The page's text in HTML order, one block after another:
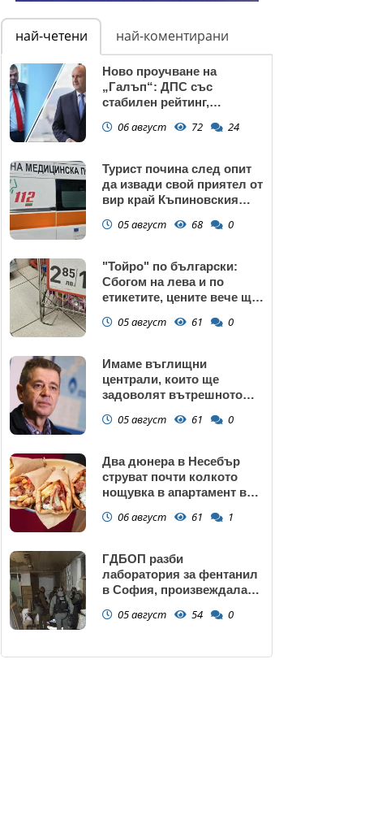
най-четени най-коментирани
Ново проучване на
„Галъп“: ДПС със
стабилен рейтинг,
запазва
06 август 72 24
Турист почина след опит
да извади свой приятел от
вир край Къпиновския
05 август 68 0
"Тойро" по български:
Сбогом на лева и по
етикетите, цените вече ще
05 август 61 0
Имаме въглищни
централи, които ще
задоволят вътрешното
05 август 61 0
Два дюнера в Несебър
струват почти колкото
нощувка в апартамент в
06 август 61 1
ГДБОП разби
лаборатория за фентанил
в София, произвеждала
(снимки)
05 август 54 0